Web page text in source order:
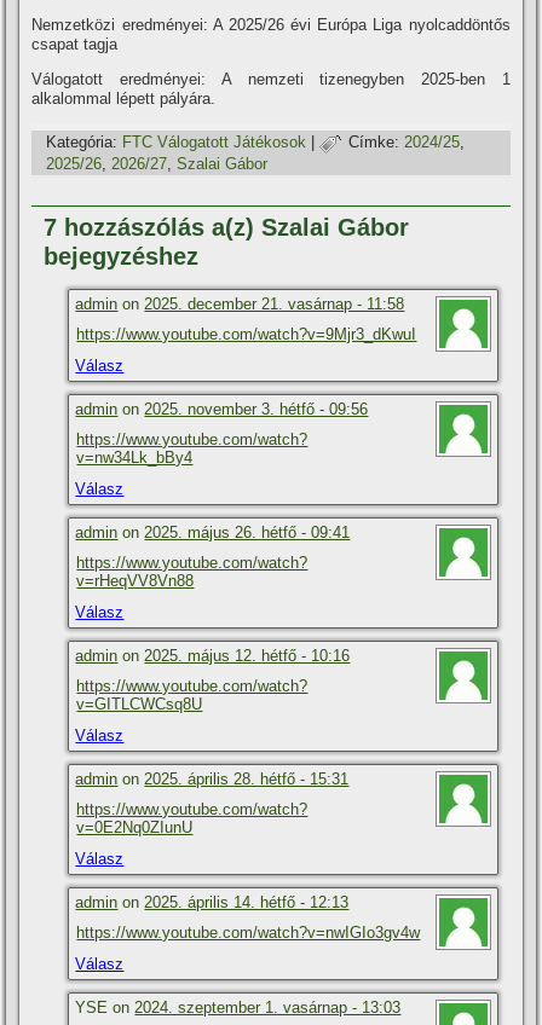
Nemzetközi eredményei: A 2025/26 évi Európa Liga nyolcaddöntős
csapat tagja
Válogatott eredményei: A nemzeti tizenegyben 2025-ben 1
alkalommal lépett pályára.
Kategória: FTC Válogatott Játékosok | Címke: 2024/25,
2025/26,2026/27,Szalai Gábor
7 hozzászólás a(z) Szalai Gábor
bejegyzéshez
admin on2025. december 21. vasárnap - 11:58
https://www.youtube.com/watch?v=9Mjr3_dKwuI
Válasz
admin on2025. november 3. hétfő - 09:56
https://www.youtube.com/watch?
v=nw34Lk_bBy4
Válasz
admin on2025. május 26. hétfő - 09:41
https://www.youtube.com/watch?
v=rHeqVV8Vn88
Válasz
admin on2025. május 12. hétfő - 10:16
https://www.youtube.com/watch?
v=GITLCWCsq8U
Válasz
admin on2025. április 28. hétfő - 15:31
https://www.youtube.com/watch?
v=0E2Nq0ZIunU
Válasz
admin on2025. április 14. hétfő - 12:13
https://www.youtube.com/watch?v=nwIGIo3gv4w
Válasz
YSE on2024. szeptember 1. vasárnap - 13:03